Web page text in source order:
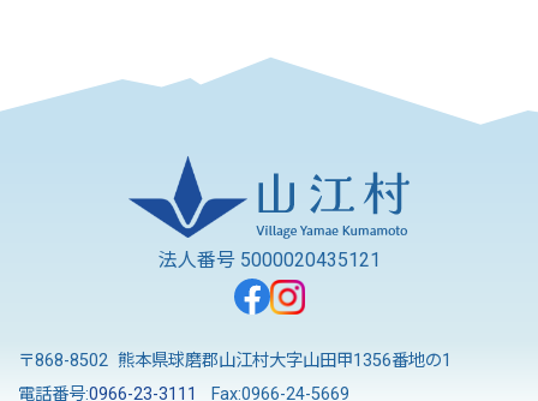
法人番号 5000020435121
〒868-8502 熊本県球磨郡山江村大字山田甲1356番地の1
電話番号:0966-23-3111 Fax:0966-24-5669